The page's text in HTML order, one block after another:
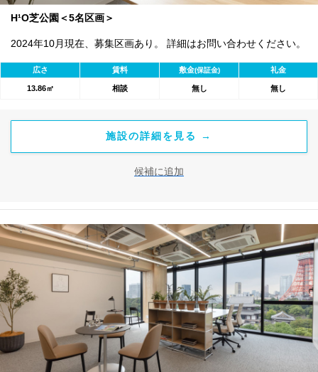
H¹O芝公園＜5名区画＞
2024年10月現在、募集区画あり。 詳細はお問い合わせください。
広さ 賃料 敷金(保証金) 礼金
13.86㎡ 相談 無し 無し
施設の詳細を見る →
候補に追加